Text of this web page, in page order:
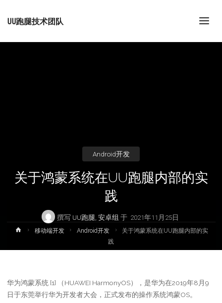
UU跑腿技术团队
关于鸿蒙系统在UU跑腿内部的实
践
撰写 UU跑腿, 安卓组 于 2021年11月25日
Android开发
首
移动端开发 Android开发
关于鸿蒙系统在UU跑腿内部的实
践
华为鸿蒙系统 [1] （HUAWEI HarmonyOS），是华为在2019年8月9
日于东莞举行华为开发者大会，正式发布的操作系统鸿蒙OS。